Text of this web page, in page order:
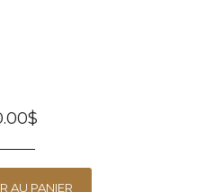
AU PANIER